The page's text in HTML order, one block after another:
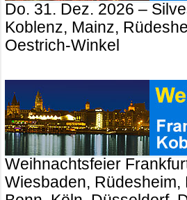
Do. 31. Dez. 2026 –
Koblenz, Mainz,
Oestrich-Winkel
Weihnachtsfeier
Wiesbaden, Rüdesheim,